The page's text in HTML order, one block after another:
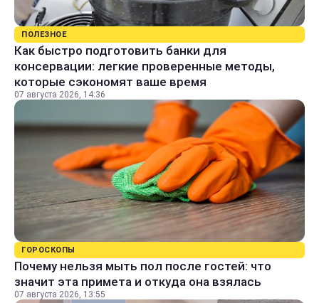
ПОЛЕЗНОЕ
Как быстро подготовить банки для
консервации: легкие проверенные методы,
которые сэкономят ваше время
07 августа 2026, 14:36
ГОРОСКОПЫ
Почему нельзя мыть пол после гостей: что
значит эта примета и откуда она взялась
07 августа 2026, 13:55